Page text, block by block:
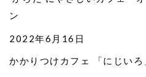
ン
2022年6月16日
かかりつけカフェ 「にじいろ